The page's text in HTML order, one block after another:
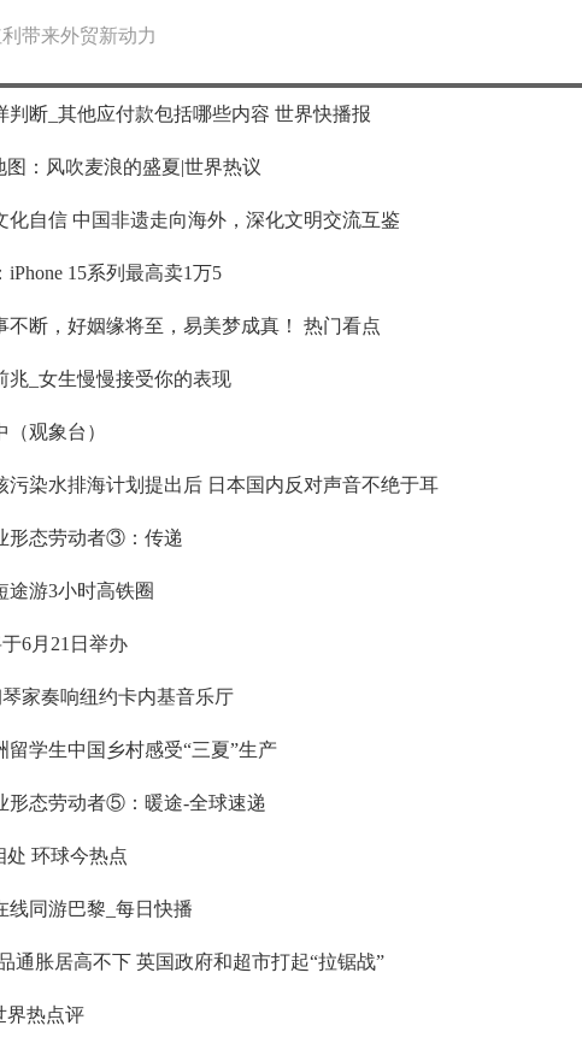
带来外贸新动力
断_其他应付款包括哪些内容 世界快播报
图：风吹麦浪的盛夏|世界热议
化自信 中国非遗走向海外，深化文明交流互鉴
15系列最高卖1万5
不断，好姻缘将至，易美梦成真！ 热门看点
兆_女生慢慢接受你的表现
观象台）
污染水排海计划提出后 日本国内反对声音不绝于耳
形态劳动者③：传递
途游3小时高铁圈
6月21日举办
家奏响纽约卡内基音乐厅
学生中国乡村感受“三夏”生产
形态劳动者⑤：暖途-全球速递
处 环球今热点
线同游巴黎_每日快播
通胀居高不下 英国政府和超市打起“拉锯战”
界热点评